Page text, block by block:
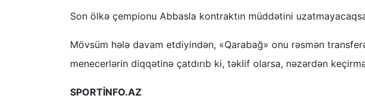
Son ölkə çempionu Abbasla kontraktın müddətini
Mövsüm hələ davam etdiyindən, «Qarabağ» onu rəsmən
menecerlərin diqqətinə çatdırıb ki, təklif olarsa, nəzərdən
SPORTİNFO.AZ